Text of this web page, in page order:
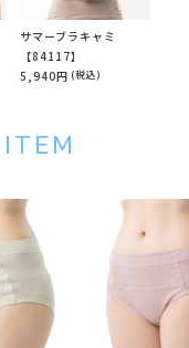
サマーブラキャミ
【84117】
5,940円 (税込)